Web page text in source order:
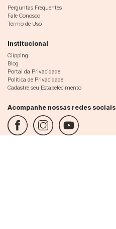
Perguntas Frequentes
Fale Conosco
Termo de Uso
Institucional
Clipping
Blog
Portal da Privacidade
Política de Privacidade
Cadastre seu Estabelecimento
Acompanhe nossas redes sociais